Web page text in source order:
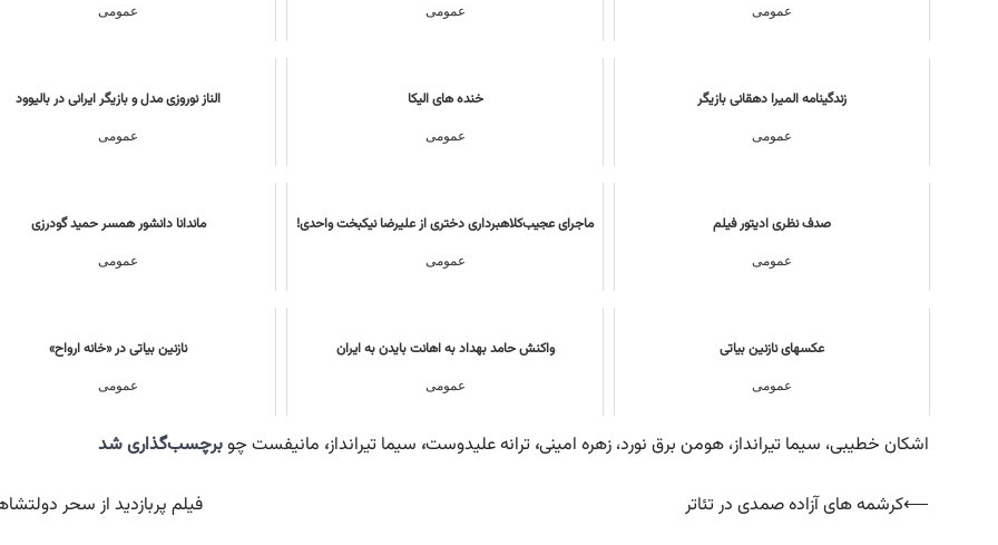
عمومی عمومی عمومی
زندگینامه المیرا دهقانی بازیگر
عمومی
خنده های الیکا
عمومی
الناز نوروزی مدل و بازیگر ایرانی در بالیوود
عمومی
صدف نظری ادیتور فیلم
عمومی
ماجرای‌ عجیب‌کلاهبرداری دختری از علیرضا نیکبخت واحدی!
عمومی
ماندانا دانشور همسر حمید گودرزی
عمومی
عکسهای نازنین بیاتی
عمومی
واکنش حامد بهداد به اهانت بایدن به ایران
عمومی
نازنین بیاتى در «خانه ارواح»
عمومی
اشکان خطیبی، سیما تیرانداز، هومن برق نورد، زهره امینی، ترانه علیدوست، سیما تیرانداز، مانیفست چوبرچسب‌گذاری شد
راهبری
⟵کرشمه های آزاده صمدی در تئاتر فیلم پربازدید از سحر